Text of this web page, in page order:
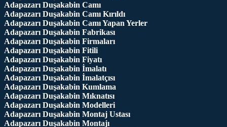
Adapazarı Duşakabin Camı
Adapazarı Duşakabin Camı Kırıldı
Adapazarı Duşakabin Camı Yapan Yerler
Adapazarı Duşakabin Fabrikası
Adapazarı Duşakabin Firmaları
Adapazarı Duşakabin Fitili
Adapazarı Duşakabin Fiyatı
Adapazarı Duşakabin İmalatı
Adapazarı Duşakabin İmalatçısı
Adapazarı Duşakabin Kumlama
Adapazarı Duşakabin Mıknatısı
Adapazarı Duşakabin Modelleri
Adapazarı Duşakabin Montaj Ustası
Adapazarı Duşakabin Montajı